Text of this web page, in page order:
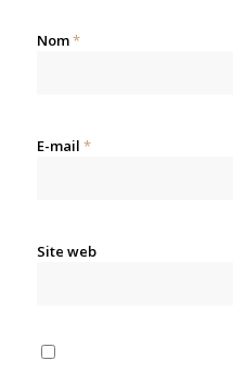
Nom*
E-mail *
Site web